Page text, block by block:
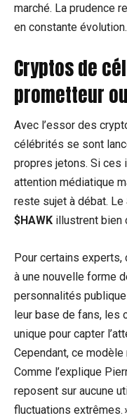
marché. La prudence
en constante évolution.
Cryptos de
prometteur
Avec l’essor des
célébrités se sont
propres jetons. Si ces
attention médiatique
reste sujet à débat. Le
$HAWK illustrent bien
Pour certains experts,
à une nouvelle forme
personnalités
leur base de fans, les
unique pour capter
Cependant, ce
Comme l’explique
reposent sur aucune
fluctuations extrêmes.